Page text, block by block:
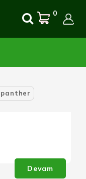
0
panther
Devam